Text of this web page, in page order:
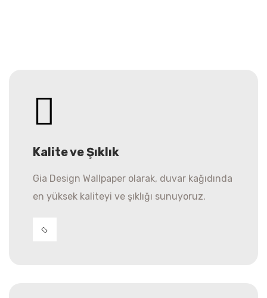
Kalite ve Şıklık
Gia Design Wallpaper olarak, duvar kağıdında
en yüksek kaliteyi ve şıklığı sunuyoruz.